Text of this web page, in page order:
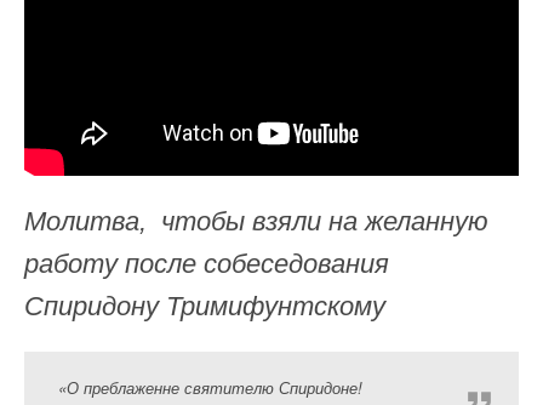
Молитва, чтобы взяли на желанную
работу после собеседования
Спиридону Тримифунтскому
«О преблаженне святителю Спиридоне!